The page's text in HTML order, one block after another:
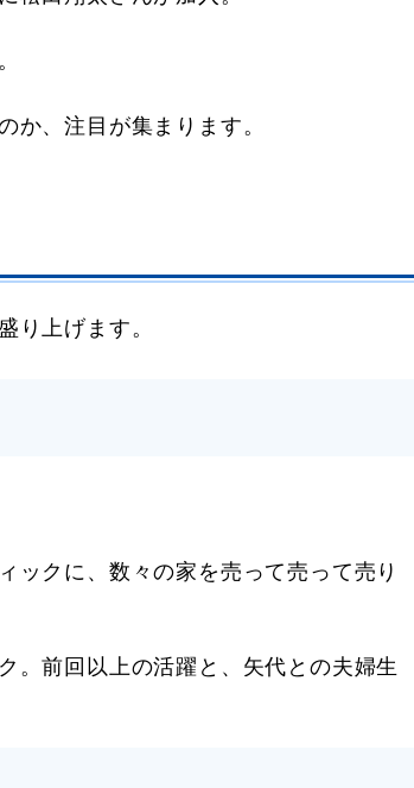
か、注目が集まります。
り上げます。
ックに、数々の家を売って売って売り
。前回以上の活躍と、矢代との夫婦生